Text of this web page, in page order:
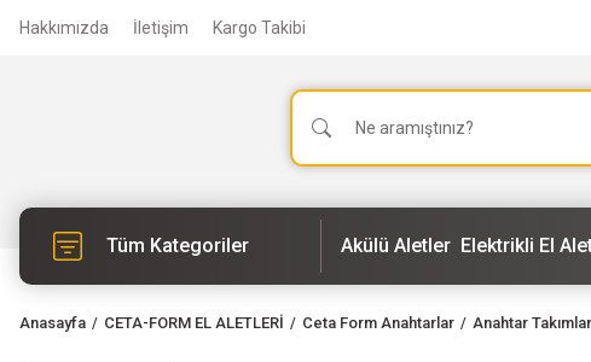
Hakkımızda İletişim Kargo Takibi
Tüm Kategoriler Akülü Aletler Elektrikli El
Anasayfa CETA-FORM EL ALETLERİ Ceta Form Anahtarlar Anahtar